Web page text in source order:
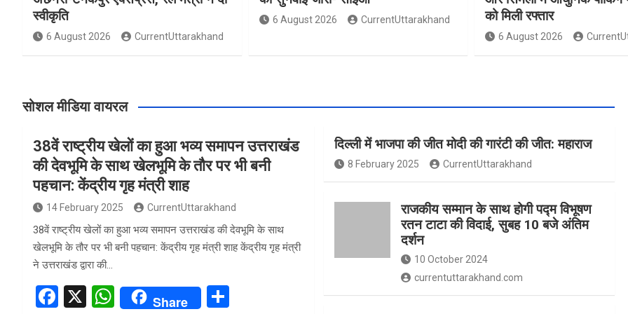
स्वीकृति
6 August 2026 CurrentUttarakhand
6 August 2026 CurrentUttarakhand
को मिली रफ्तार
6 August 2026
सोशल मीडिया वायरल
38वें राष्ट्रीय खेलों का हुआ भव्य समापन उत्तराखंड
की देवभूमि के साथ खेलभूमि के तौर पर भी बनी
पहचान: केंद्रीय गृह मंत्री शाह
14 February 2025 CurrentUttarakhand
38वें राष्ट्रीय खेलों का हुआ भव्य समापन उत्तराखंड की देवभूमि के साथ
खेलभूमि के तौर पर भी बनी पहचान: केंद्रीय गृह मंत्री शाह केंद्रीय गृह मंत्री
ने उत्तराखंड द्वारा की…
F
X
W
Share
दिल्ली में भाजपा की जीत मोदी की गारंटी की जीत: महाराज
8 February 2025 CurrentUttarakhand
राजकीय सम्मान के साथ होगी पद्म विभूषण
रतन टाटा की विदाई, सुबह 10 बजे अंतिम
दर्शन
10 October 2024
currentuttarakhand.com